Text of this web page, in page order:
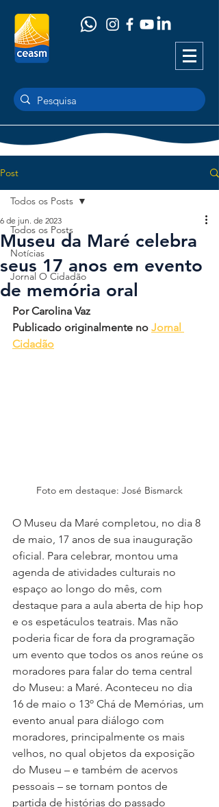
Post
Todos os Posts
Notícias
Jornal O Cidadão
Todos os Posts
Museu da Maré celebra
seus 17 anos em evento
de memória oral
6 de jun. de 2023
Por Carolina Vaz
Publicado originalmente no Jornal
Cidadão
Foto em destaque: José Bismarck
O Museu da Maré completou, no dia 8
de maio, 17 anos de sua inauguração
oficial. Para celebrar, montou uma
agenda de atividades culturais no
espaço ao longo do mês, com
destaque para a aula aberta de hip hop
e os espetáculos teatrais. Mas não
poderia ficar de fora da programação
um evento que todos os anos reúne os
moradores para falar do tema central
do Museu: a Maré. Aconteceu no dia
16 de maio o 13º Chá de Memórias, um
evento anual para diálogo com
moradores, principalmente os mais
velhos, no qual objetos da exposição
do Museu – e também de acervos
pessoais – se tornam pontos de
partida de histórias do passado